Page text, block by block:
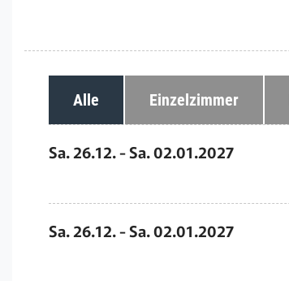
Alle Einzelzimmer
Sa. 26.12. - Sa. 02.01.2027
Sa. 26.12. - Sa. 02.01.2027